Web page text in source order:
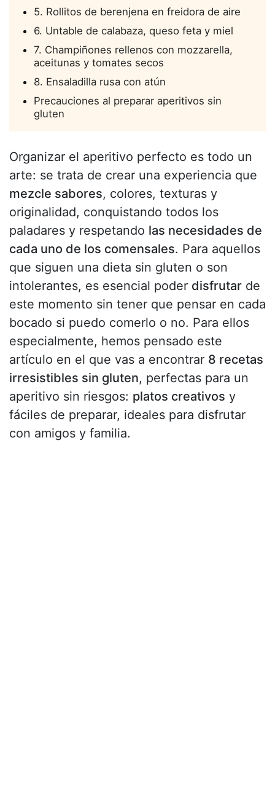
5. Rollitos de berenjena en freidora de aire
6. Untable de calabaza, queso feta y miel
7. Champiñones rellenos con mozzarella,
aceitunas y tomates secos
8. Ensaladilla rusa con atún
Precauciones al preparar aperitivos sin
gluten
Organizar el aperitivo perfecto es todo un
arte: se trata de crear una experiencia que
mezcle sabores, colores, texturas y
originalidad, conquistando todos los
paladares y respetando las necesidades de
cada uno de los comensales. Para aquellos
que siguen una dieta sin gluten o son
intolerantes, es esencial poder disfrutar de
este momento sin tener que pensar en cada
bocado si puedo comerlo o no. Para ellos
especialmente, hemos pensado este
artículo en el que vas a encontrar 8 recetas
irresistibles sin gluten, perfectas para un
aperitivo sin riesgos: platos creativos y
fáciles de preparar, ideales para disfrutar
con amigos y familia.